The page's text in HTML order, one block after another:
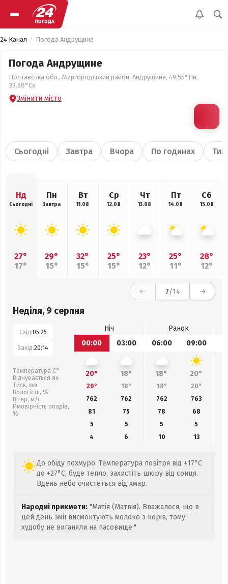
24 Канал Погода Андрущине
Погода Андрущине
Полтавська обл., Миргородський район, Андрущине, 49.55°Пн,
33.68°Сх
Змінити місто
Сьогодні Завтра Вчора По годинах
Нд
Сьогодні
27°
17°
Пн
Завтра
29°
15°
Вт
11.08
32°
15°
Ср
12.08
25°
15°
Чт
13.08
23°
12°
Пт
14.08
25°
11°
Сб
15.08
28°
12°
7/14
Неділя, 9 серпня
Схід:05:25
Захід:20:14
Температура С°
Відчувається як
Тиск, мм
Вологість, %
Вітер, м/с
Ймовірність опадів,
%
Ніч
Ранок
00:00
03:00 06:00 09:00
20° 18° 18° 20°
20° 18° 18° 20°
762
762 762 763
81
75 78
68
5
5 5
5
4
6 10 13
До обіду похмуро. Температура повітря від +17°C
до +27°C, буде тепло, захистіть шкіру від сонця.
Вдень небо очистеться від хмар.
Народні прикмети: "Матія (Матвія). Вважалося, що в
цей день змії висмоктують молоко з корів, тому
худобу не виганяли на пасовище."